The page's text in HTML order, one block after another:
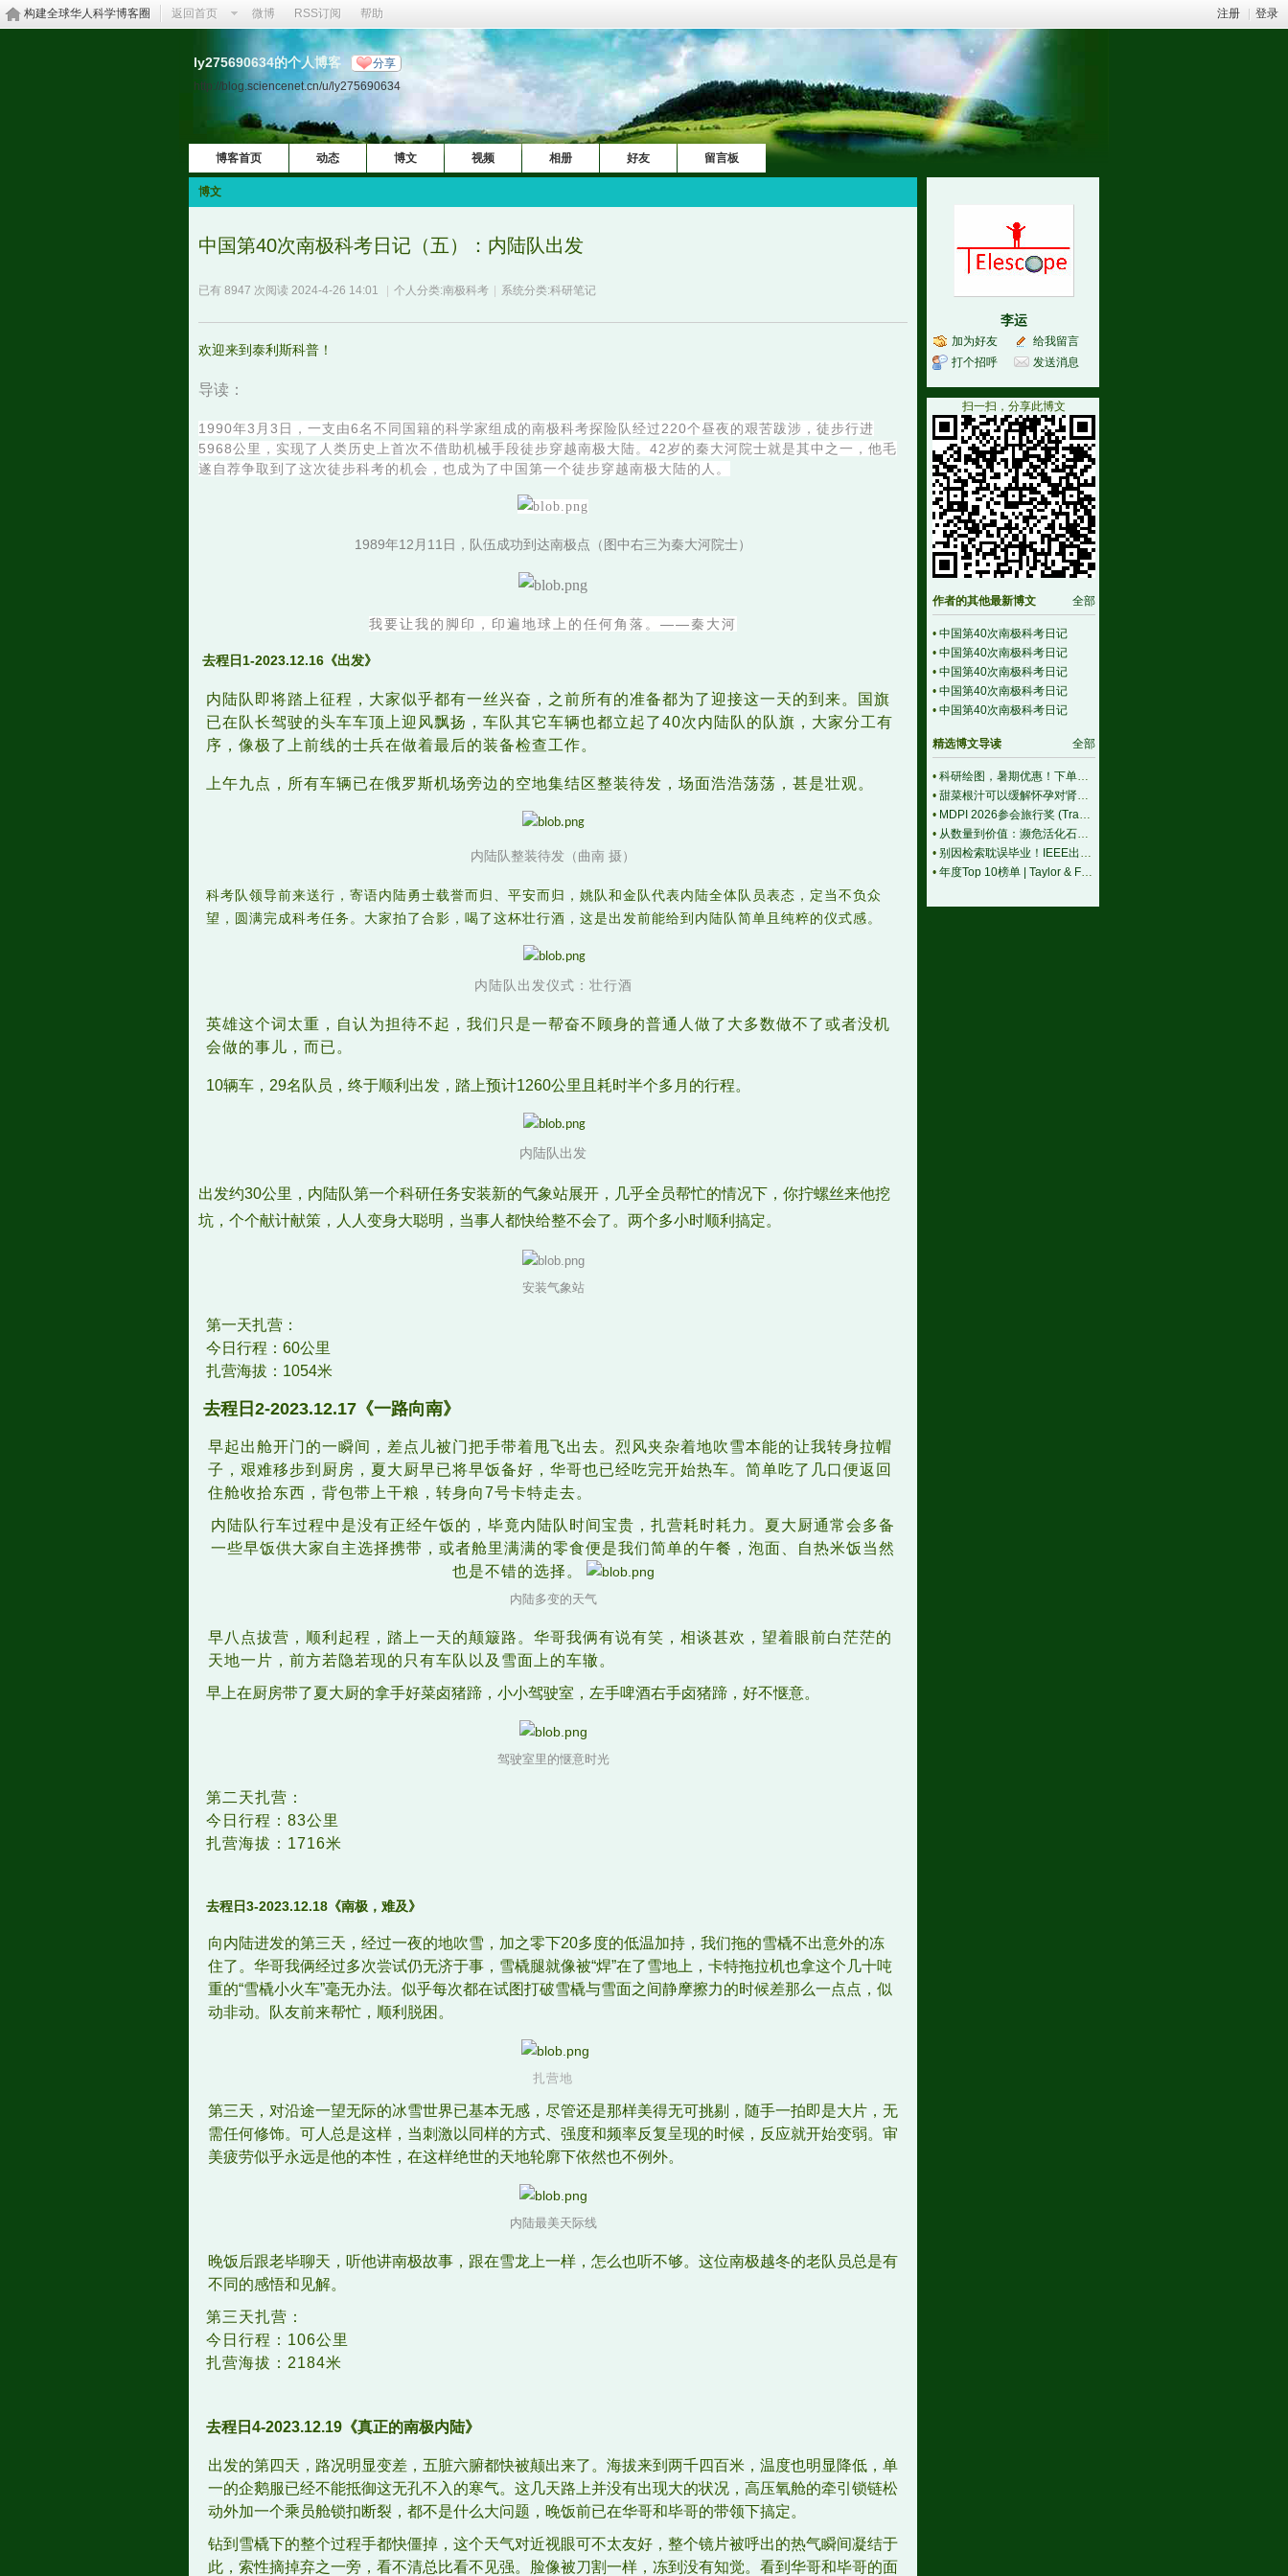
注册 登录
构建全球华人科学博客圈 返回首页 微博 RSS订阅 帮助
ly275690634的个人博客 分享
http://blog.sciencenet.cn/u/ly275690634
博客首页 动态 博文 视频 相册 好友 留言板
博文
中国第40次南极科考日记（五）：内陆队出发
已有 8947 次阅读 2024-4-26 14:01 个人分类:南极科考 系统分类:科研笔记
欢迎来到泰利斯科普！
导读：
1990年3月3日，一支由6名不同国籍的科学家组成的南极科考探险队经过220个昼夜的艰苦跋涉，徒步行进
5968公里，实现了人类历史上首次不借助机械手段徒步穿越南极大陆。42岁的秦大河院士就是其中之一，他毛
遂自荐争取到了这次徒步科考的机会，也成为了中国第一个徒步穿越南极大陆的人。
1989年12月11日，队伍成功到达南极点（图中右三为秦大河院士）
我要让我的脚印，印遍地球上的任何角落。——秦大河
去程日1-2023.12.16 《出发》
内陆队即将踏上征程，大家似乎都有一丝兴奋，之前所有的准备都为了迎接这一天的到来。国旗
已在队长驾驶的头车车顶上迎风飘扬，车队其它车辆也都立起了40次内陆队的队旗，大家分工有
序，像极了上前线的士兵在做着最后的装备检查工作。
上午九点，所有车辆已在俄罗斯机场旁边的空地集结区整装待发，场面浩浩荡荡，甚是壮观。
内陆队整装待发（曲南 摄）
科考队领导前来送行，寄语内陆勇士载誉而归、平安而归，姚队和金队代表内陆全体队员表态，定当不负众
望，圆满完成科考任务。大家拍了合影，喝了这杯壮行酒，这是出发前能给到内陆队简单且纯粹的仪式感。
内陆队出发仪式：壮行酒
英雄这个词太重，自认为担待不起，我们只是一帮奋不顾身的普通人做了大多数做不了或者没机
会做的事儿，而已。
10辆车，29名队员，终于顺利出发，踏上预计1260公里且耗时半个多月的行程。
内陆队出发
出发约30公里，内陆队第一个科研任务安装新的气象站展开，几乎全员帮忙的情况下，你拧螺丝来他挖
坑，个个献计献策，人人变身大聪明，当事人都快给整不会了。两个多小时顺利搞定。
安装气象站
第一天扎营：
今日行程：60公里
扎营海拔：1054米
去程日 2-2023.12.17 《一路向南》
早起出舱开门的一瞬间，差点儿被门把手带着甩飞出去。烈风夹杂着地吹雪本能的让我转身拉帽
子，艰难移步到厨房，夏大厨早已将早饭备好，华哥也已经吃完开始热车。简单吃了几口便返回
住舱收拾东西，背包带上干粮，转身向7号卡特走去。
内陆队行车过程中是没有正经午饭的，毕竟内陆队时间宝贵，扎营耗时耗力。夏大厨通常会多备
一些早饭供大家自主选择携带，或者舱里满满的零食便是我们简单的午餐，泡面、自热米饭当然
也是不错的选择。
内陆多变的天气
早八点拔营，顺利起程，踏上一天的颠簸路。华哥我俩有说有笑，相谈甚欢，望着眼前白茫茫的
天地一片，前方若隐若现的只有车队以及雪面上的车辙。
早上在厨房带了夏大厨的拿手好菜卤猪蹄，小小驾驶室，左手啤酒右手卤猪蹄，好不惬意。
驾驶室里的惬意时光
第二天扎营：
今日行程：83公里
扎营海拔：1716米
去程日3-2023.12.18 《南极，难及》
向内陆进发的第三天，经过一夜的地吹雪，加之零下20多度的低温加持，我们拖的雪橇不出意外的冻
住了。华哥我俩经过多次尝试仍无济于事，雪橇腿就像被“焊”在了雪地上，卡特拖拉机也拿这个几十吨
重的“雪橇小火车”毫无办法。似乎每次都在试图打破雪橇与雪面之间静摩擦力的时候差那么一点点，似
动非动。队友前来帮忙，顺利脱困。
扎营地
第三天，对沿途一望无际的冰雪世界已基本无感，尽管还是那样美得无可挑剔，随手一拍即是大片，无
需任何修饰。可人总是这样，当刺激以同样的方式、强度和频率反复呈现的时候，反应就开始变弱。审
美疲劳似乎永远是他的本性，在这样绝世的天地轮廓下依然也不例外。
内陆最美天际线
晚饭后跟老毕聊天，听他讲南极故事，跟在雪龙上一样，怎么也听不够。这位南极越冬的老队员总是有
不同的感悟和见解。
第三天扎营：
今日行程：106公里
扎营海拔：2184米
去程日4-2023.12.19《真正的南极内陆》
出发的第四天，路况明显变差，五脏六腑都快被颠出来了。海拔来到两千四百米，温度也明显降低，单
一的企鹅服已经不能抵御这无孔不入的寒气。这几天路上并没有出现大的状况，高压氧舱的牵引锁链松
动外加一个乘员舱锁扣断裂，都不是什么大问题，晚饭前已在华哥和毕哥的带领下搞定。
钻到雪橇下的整个过程手都快僵掉，这个天气对近视眼可不太友好，整个镜片被呼出的热气瞬间凝结于
此，索性摘掉弃之一旁，看不清总比看不见强。脸像被刀割一样，冻到没有知觉。看到华哥和毕哥的面
李运
加为好友
给我留言
打个招呼
发送消息
扫一扫，分享此博文
全部
作者的其他最新博文
• 中国第40次南极科考日记
（十）：再见南极洲
• 中国第40次南极科考日记
（九）：再聚中山站
• 中国第40次南极科考日记
（八）：风雪泰山站
• 中国第40次南极科考日记
（七）：欢快返程日
• 中国第40次南极科考日记
全部
精选博文导读
• 科研绘图，暑期优惠！下单立减500元
• 甜菜根汁可以缓解怀孕对肾脏的压力
• MDPI 2026参会旅行奖 (Travel Award) 中国区获奖名单公布！
• 从数量到价值：濒危活化石ELF 理论重塑濒危物种保护优先级
• 别因检索耽误毕业！IEEE出版+EI快检索，8-9月会议合集征稿中
• 年度Top 10榜单 | Taylor & Francis科学与技术领域中国作者最受欢迎的热门文章榜单出炉！